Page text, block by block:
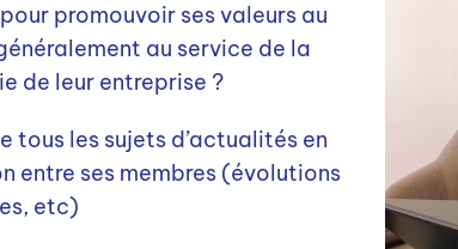
promouvoir ses valeurs au
au service de la
de leur entreprise ?
tous les sujets d’actualités en
entre ses membres (évolutions
etc)